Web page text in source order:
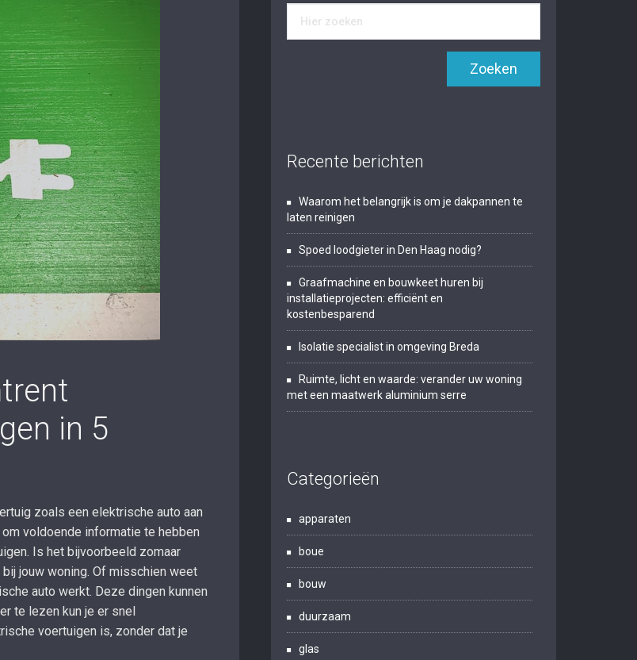
in 5
zoals een elektrische auto aan
voldoende informatie te hebben
Is het bijvoorbeeld zomaar
jouw woning. Of misschien weet
auto werkt. Deze dingen kunnen
te lezen kun je er snel
voertuigen is, zonder dat je
Recente berichten
Waarom het belangrijk is om je dakpannen te
laten reinigen
Spoed loodgieter in Den Haag nodig?
Graafmachine en bouwkeet huren bij
installatieprojecten: efficiënt en
kostenbesparend
Isolatie specialist in omgeving Breda
Ruimte, licht en waarde: verander uw woning
met een maatwerk aluminium serre
Categorieën
apparaten
boue
bouw
duurzaam
glas